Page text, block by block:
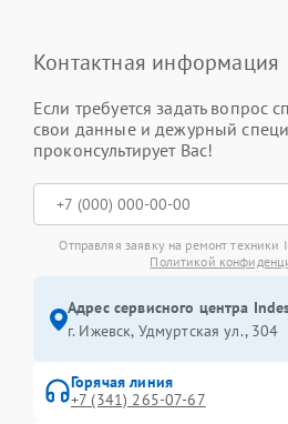
Контактная информация
Если требуется задать вопрос
свои данные и дежурный
проконсультирует Вас!
Отправляя заявку на ремонт техники
Политикой
Адрес сервисного центра
г. Ижевск, Удмуртская ул., 304
Горячая линия
+7 (341) 265-07-67